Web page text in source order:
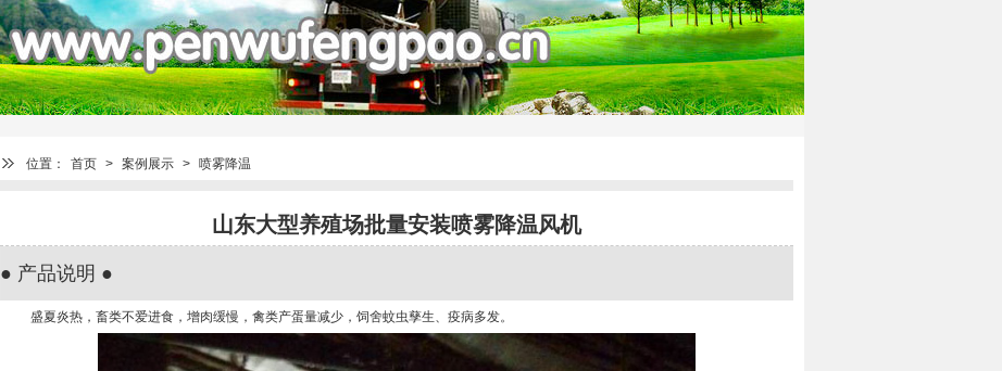
位置： 首页 > 案例展示 > 喷雾降温
山东大型养殖场批量安装喷雾降温风机
● 产品说明 ●
盛夏炎热，畜类不爱进食，增肉缓慢，禽类产蛋量减少，饲舍蚊虫孳生、疫病多发。